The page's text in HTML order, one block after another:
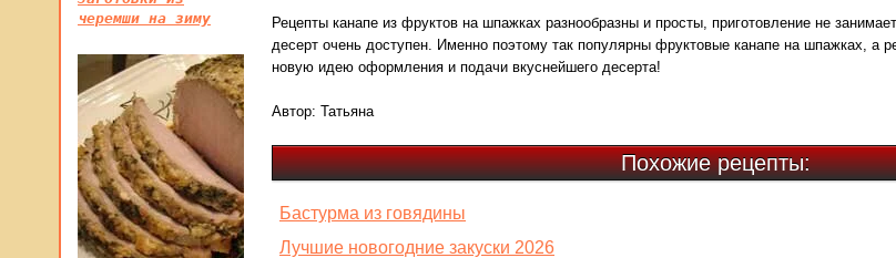
Рецепты канапе из фруктов на шпажках разнообразны и просты, приготовление не
десерт очень доступен. Именно поэтому так популярны фруктовые канапе на шпажках, а
новую идею оформления и подачи вкуснейшего десерта!
Автор: Татьяна
Похожие рецепты:
Бастурма из говядины
Лучшие новогодние закуски 2026
черемши на зиму